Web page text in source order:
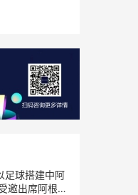
足球搭建中阿
邀出席阿根廷